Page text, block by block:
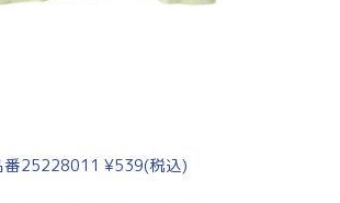
25228011 ¥539(税込)